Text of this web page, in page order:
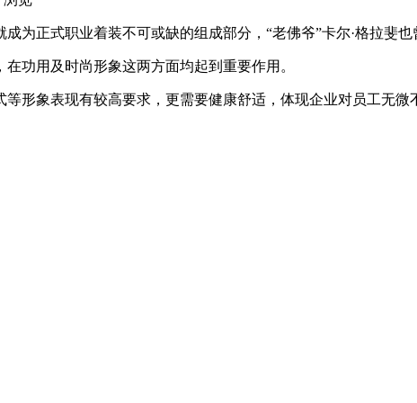
为正式职业着装不可或缺的组成部分，“老佛爷”卡尔·格拉斐
功用及时尚形象这两方面均起到重要作用。
形象表现有较高要求，更需要健康舒适，体现企业对员工无微